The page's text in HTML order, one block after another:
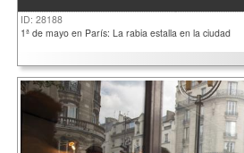
ID: 28188
1ª de mayo en París: La rabia estalla en la ciudad